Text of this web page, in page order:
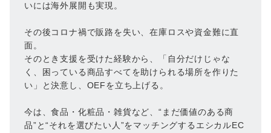
いには海外展開も実現。
その後コロナ禍で販路を失い、在庫ロスや資金難に直
面。
そのとき支援を受けた経験から、「自分だけじゃな
く、困っている商品すべてを助けられる場所を作りた
い」と決意し、OEFを立ち上げる。
今は、食品・化粧品・雑貨など、“まだ価値のある商
品”と“それを選びたい人”をマッチングするエシカルEC